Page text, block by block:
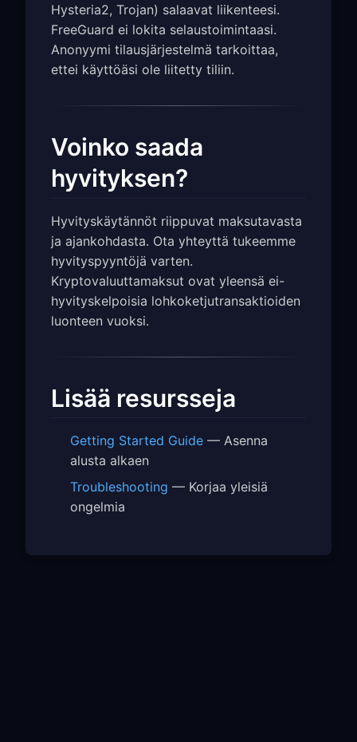
Hysteria2, Trojan) salaavat liikenteesi.
FreeGuard ei lokita selaustoimintaasi.
Anonyymi tilausjärjestelmä tarkoittaa,
ettei käyttöäsi ole liitetty tiliin.
Voinko saada
hyvityksen?
Hyvityskäytännöt riippuvat maksutavasta
ja ajankohdasta. Ota yhteyttä tukeemme
hyvityspyyntöjä varten.
Kryptovaluuttamaksut ovat yleensä ei-
hyvityskelpoisia lohkoketjutransaktioiden
luonteen vuoksi.
Lisää resursseja
Getting Started Guide — Asenna
alusta alkaen
Troubleshooting — Korjaa yleisiä
ongelmia